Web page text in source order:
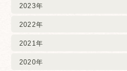
2023年
2022年
2021年
2020年